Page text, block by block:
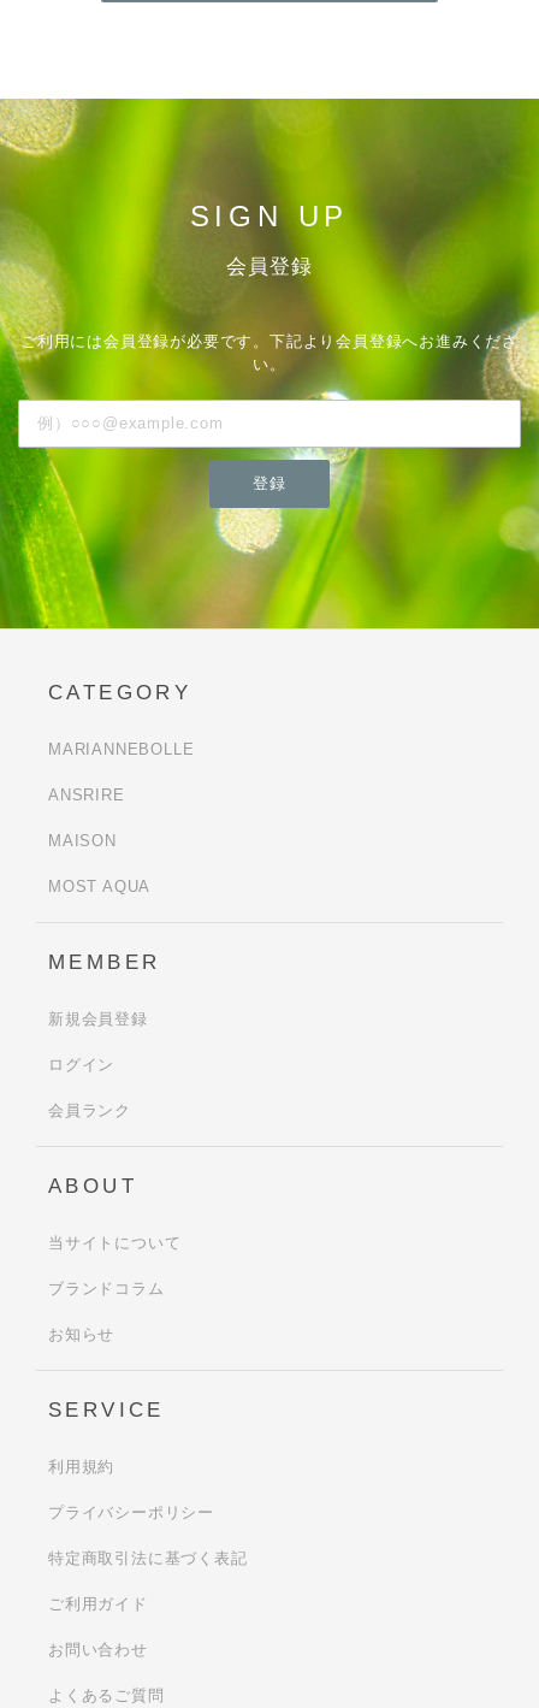
SIGN UP
会員登録
ご利用には会員登録が必要です。下記より会員登録へお進みくださ
い。
登録
CATEGORY
MARIANNEBOLLE
ANSRIRE
MAISON
MOST AQUA
MEMBER
新規会員登録
ログイン
会員ランク
ABOUT
当サイトについて
ブランドコラム
お知らせ
SERVICE
利用規約
プライバシーポリシー
特定商取引法に基づく表記
ご利用ガイド
お問い合わせ
よくあるご質問